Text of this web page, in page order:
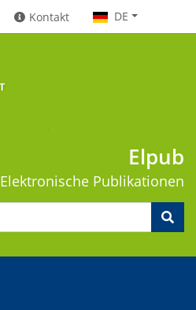
Kontakt DE
Elpub
Elektronische Publikationen